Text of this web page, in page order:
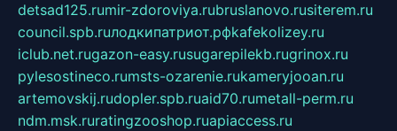
detsad125.rumir-zdoroviya.rubruslanovo.rusiterem.ru
council.spb.ruлодкипатриот.рфkafekolizey.ru
iclub.net.rugazon-easy.rusugarepilekb.rugrinox.ru
pylesostineco.rumsts-ozarenie.rukameryjooan.ru
artemovskij.rudopler.spb.ruaid70.rumetall-perm.ru
ndm.msk.ruratingzooshop.ruapiaccess.ru